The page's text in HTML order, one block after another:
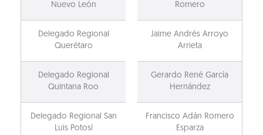
Nuevo León
Romero
Delegado Regional
Querétaro
Jaime Andrés Arroyo
Arrieta
Delegado Regional
Quintana Roo
Gerardo René García
Hernández
Delegado Regional San
Luis Potosí
Francisco Adán Romero
Esparza